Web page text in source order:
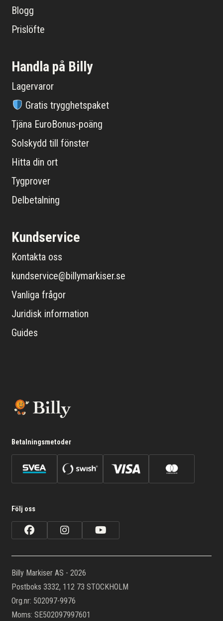
Blogg
Prislöfte
Handla på Billy
Lagervaror
Gratis trygghetspaket
Tjäna EuroBonus-poäng
Solskydd till fönster
Hitta din ort
Tygprover
Delbetalning
Kundservice
Kontakta oss
kundservice@billymarkiser.se
Vanliga frågor
Juridisk information
Guides
Betalningsmetoder
Följ oss
Billy Markiser AS - 2026
Postboks 3332, 112 73 STOCKHOLM
Org.nr: 502097-9976
Moms: SE502097997601